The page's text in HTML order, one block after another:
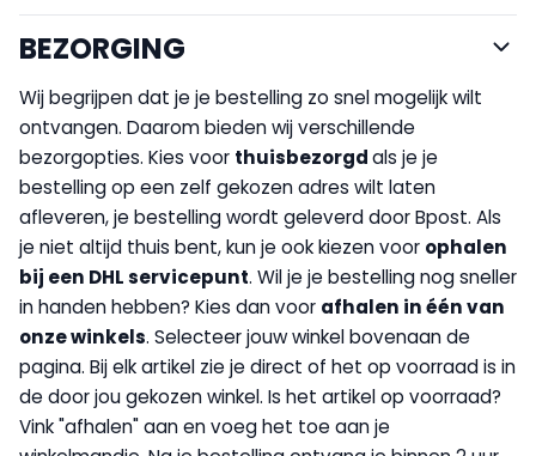
BEZORGING
Wij begrijpen dat je je bestelling zo snel mogelijk wilt
ontvangen. Daarom bieden wij verschillende
bezorgopties. Kies voor thuisbezorgdals je je
bestelling op een zelf gekozen adres wilt laten
afleveren, je bestelling wordt geleverd door Bpost. Als
je niet altijd thuis bent, kun je ook kiezen voor ophalen
bij een DHL servicepunt. Wil je je bestelling nog sneller
in handen hebben? Kies dan voor afhalen in één van
onze winkels. Selecteer jouw winkel bovenaan de
pagina. Bij elk artikel zie je direct of het op voorraad is in
de door jou gekozen winkel. Is het artikel op voorraad?
Vink "afhalen" aan en voeg het toe aan je